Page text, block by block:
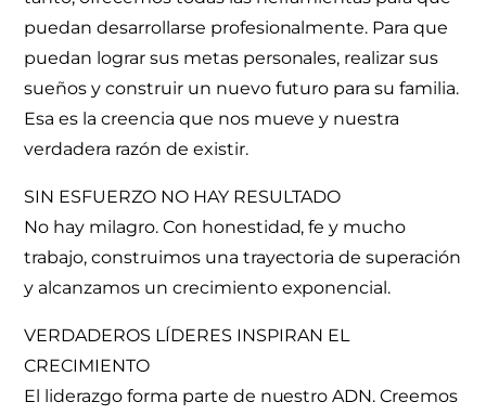
puedan desarrollarse profesionalmente. Para que
puedan lograr sus metas personales, realizar sus
sueños y construir un nuevo futuro para su familia.
Esa es la creencia que nos mueve y nuestra
verdadera razón de existir.
SIN ESFUERZO NO HAY RESULTADO
No hay milagro. Con honestidad, fe y mucho
trabajo, construimos una trayectoria de superación
y alcanzamos un crecimiento exponencial.
VERDADEROS LÍDERES INSPIRAN EL
CRECIMIENTO
El liderazgo forma parte de nuestro ADN. Creemos